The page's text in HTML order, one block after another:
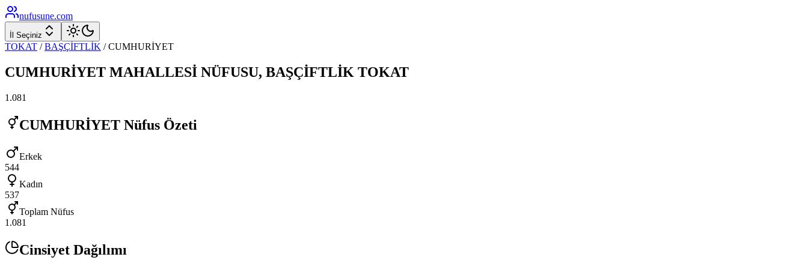
nufusune.com
İl Seçiniz
TOKAT / BAŞÇİFTLİK /CUMHURİYET
CUMHURİYET MAHALLESİ NÜFUSU, BAŞÇİFTLİK TOKAT
1.081
CUMHURİYET Nüfus Özeti
Erkek
544
Kadın
537
Toplam Nüfus
1.081
Cinsiyet Dağılımı